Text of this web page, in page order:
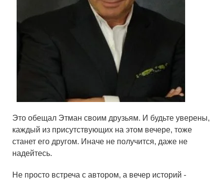
Это обещал Этман своим друзьям. И будьте уверены,
каждый из присутствующих на этом вечере, тоже
станет его другом. Иначе не получится, даже не
надейтесь.
Не просто встреча с автором, а вечер историй -